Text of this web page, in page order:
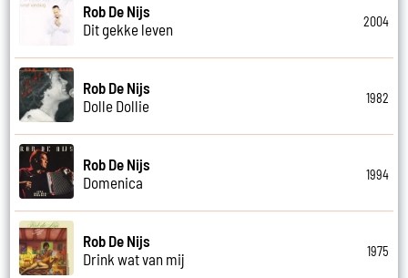
Rob De Nijs
Dit gekke leven
2004
Rob De Nijs
Dolle Dollie
1982
Rob De Nijs
Domenica
1994
Rob De Nijs
Drink wat van mij
1975